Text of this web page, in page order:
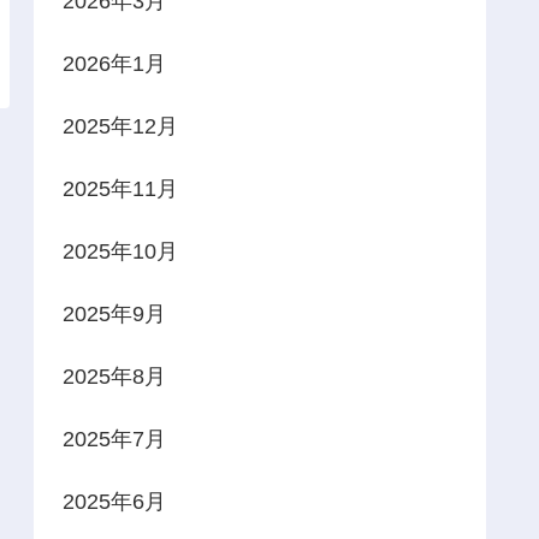
2026年1月
2025年12月
2025年11月
2025年10月
2025年9月
2025年8月
2025年7月
2025年6月